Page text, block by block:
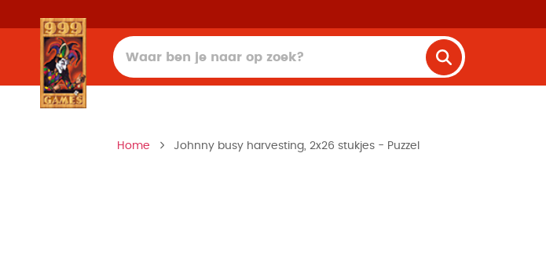
Home Johnny busy harvesting, 2x26 stukjes - Puzzel